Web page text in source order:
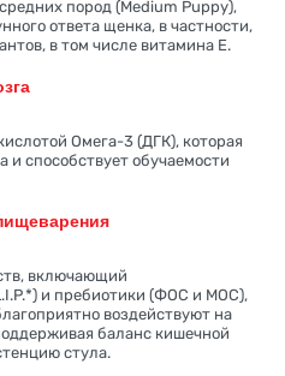
пород (Medium Puppy),
ответа щенка, в частности,
в том числе витамина Е.
Омега-3 (ДГК), которая
и способствует обучаемости
включающий
и пребиотики (ФОС и МОС),
воздействуют на
баланс кишечной
стула.